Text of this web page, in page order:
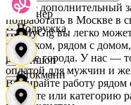
Вайнер
Ваншоп
Подружка
Стокманн
Ищете дополнительный
подработать в Москве в
На MyGig вы легко
графиком, рядом с
районе города. У нас —
оплатой для мужчин и
Выбирайте работу рядом
на карте или категорию